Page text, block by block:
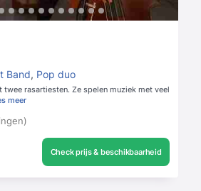
Band, Pop duo
twee rasartiesten. Ze spelen muziek met veel
meer
Check prijs & beschikbaarheid